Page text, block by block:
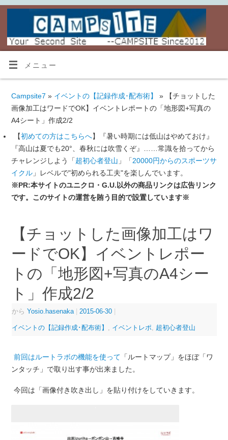
メニュー
Campsite7 » イベントの【記録作成･配布術】
» 【チョットした
画像加工はワードでOK】イベントレポートの「地形図+写真の
A4シート」作成2/2
【初めての方はこちらへ】『暑い時期には低山はやめておけ』
『高山は夏でも20°、春秋には吹雪くぞ』……常識を拾ってから
チャレンジしよう「超初心者登山 」「20000円からのスポーツサ
イクル」レベルで"初められる工夫"を楽しんでいます。
※PR:本サイトのユニクロ・G.U.以外の商品リンクは広告リンク
です。このサイトの運営を賄う目的で設置しています※
【チョットした画像加工はワ
ードでOK】イベントレポー
トの「地形図+写真のA4シー
ト」作成2/2
から Yosio.hasenaka 2015-06-30
イベントの【記録作成･配布術】 イベントレポ 超初心者登山
前回はルートラボの機能を使って 「ルートマップ」をほぼ「ワ
ンタッチ」で取り出す事が出来ました。
今回は「画像付き吹き出し」を貼り付けをしていきます。